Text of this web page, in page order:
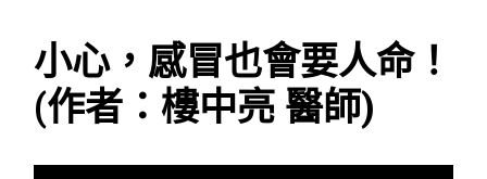
小心，感冒也會要人命！
(作者：樓中亮 醫師)